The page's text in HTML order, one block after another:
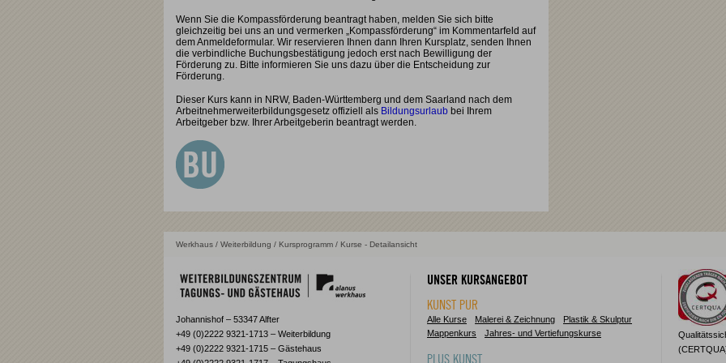
Wenn Sie die Kompassförderung beantragt haben, melden Sie sich bitte
gleichzeitig bei uns an und vermerken „Kompassförderung“ im Kommentarfeld auf
dem Anmeldeformular. Wir reservieren Ihnen dann Ihren Kursplatz, senden Ihnen
die verbindliche Buchungsbestätigung jedoch erst nach Bewilligung der
Förderung zu. Bitte informieren Sie uns dazu über die Entscheidung zur
Förderung.
Dieser Kurs kann in NRW, Baden-Württemberg und dem Saarland nach dem
Arbeitnehmerweiterbildungsgesetz offiziell als Bildungsurlaub bei Ihrem
Arbeitgeber bzw. Ihrer Arbeitgeberin beantragt werden.
Werkhaus / Weiterbildung / Kursprogramm / Kurse - Detailansicht
Johannishof – 53347 Alfter
+49 (0)2222 9321-1713 – Weiterbildung
+49 (0)2222 9321-1715 – Gästehaus
UNSER KURSANGEBOT
KUNST PUR
Alle Kurse Malerei & Zeichnung
Plastik & Skulptur
Mappenkurs
Jahres- und Vertiefungskurse
PLUS KUNST